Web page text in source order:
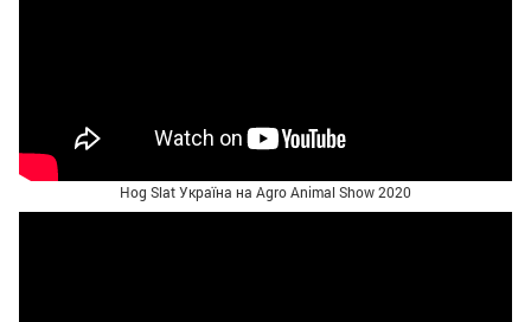
Hog Slat Україна на Agro Animal Show 2020